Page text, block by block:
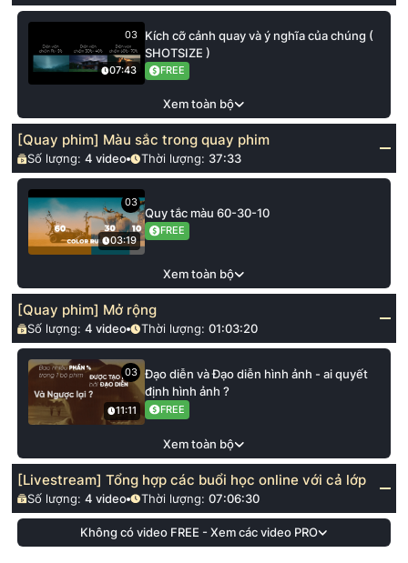
03
07:43
Kích cỡ cảnh quay và ý nghĩa của chúng (
SHOTSIZE )
FREE
Xem toàn bộ
[Quay phim] Màu sắc trong quay phim
Số lượng:4 video Thời lượng: 37:33
03
03:19
Quy tắc màu 60-30-10
FREE
Xem toàn bộ
[Quay phim] Mở rộng
Số lượng:4 video Thời lượng: 01:03:20
03
11:11
Đạo diễn và Đạo diễn hình ảnh - ai quyết
định hình ảnh ?
FREE
Xem toàn bộ
[Livestream] Tổng hợp các buổi học online với cả lớp
Số lượng:4 video Thời lượng: 07:06:30
Không có video FREE - Xem các video PRO